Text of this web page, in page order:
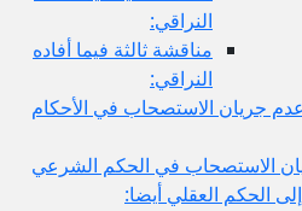
النراقي:
مناقشة ثالثة فيما أفاده
النراقي:
عدم جريان الاستصحاب في الأحكام
الاستصحاب في الحكم الشرعي
الحكم العقلي أيضا: